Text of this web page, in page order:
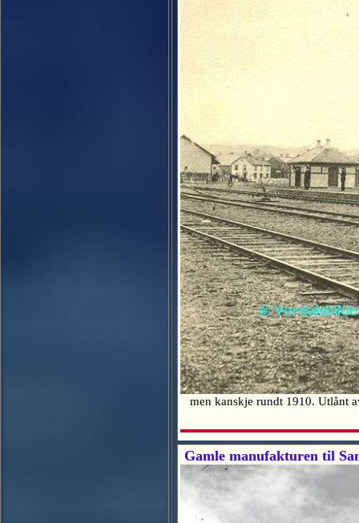
men kanskje rundt 1910. Utlånt
Gamle manufakturen til